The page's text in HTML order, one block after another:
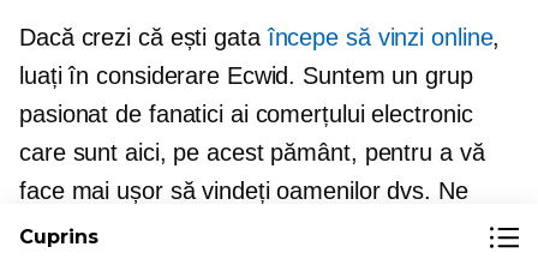
Dacă crezi că ești gataîncepe să vinzi online,
luați în considerare Ecwid. Suntem un grup
pasionat de fanatici ai comerțului electronic
care sunt aici, pe acest pământ, pentru a vă
face mai ușor să vindeți oamenilor dvs. Ne
puteți adăuga aproape oriunde aveți deja o
Cuprins